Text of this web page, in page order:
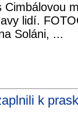
Cimbálovou
lidí.
Soláni, ...
k